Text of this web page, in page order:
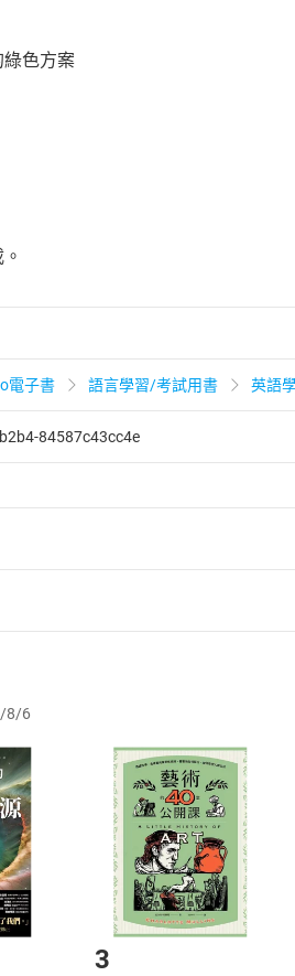
色方案
電子書 語言學習/考試用書 英語
84587c43cc4e
通訊交易解除權合理例外情事適用
本店鋪所銷售之商品為電子書，
。
登入樂天市場，並於「我的訂單
核通過後將為您辦理退款事宜。
取消/退貨，恕無法以單支商品取
車
cart
登入帳號
Login
Step2.登入
8/6
3